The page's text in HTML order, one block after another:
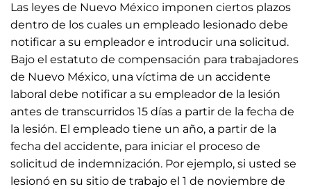
Las leyes de Nuevo México imponen ciertos plazos
dentro de los cuales un empleado lesionado debe
notificar a su empleador e introducir una solicitud.
Bajo el estatuto de compensación para trabajadores
de Nuevo México, una víctima de un accidente
laboral debe notificar a su empleador de la lesión
antes de transcurridos 15 días a partir de la fecha de
la lesión. El empleado tiene un año, a partir de la
fecha del accidente, para iniciar el proceso de
solicitud de indemnización. Por ejemplo, si usted se
lesionó en su sitio de trabajo el 1 de noviembre de